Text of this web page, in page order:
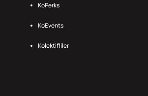
KoPerks
KoEvents
Kolektifliler